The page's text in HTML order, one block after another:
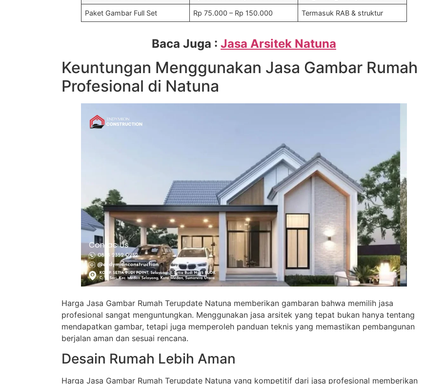
Paket Gambar Full Set Rp 75.000 – Rp 150.000 Termasuk RAB & struktur
Baca Juga : Jasa Arsitek Natuna
Keuntungan Menggunakan Jasa Gambar Rumah
Profesional di Natuna
Harga Jasa Gambar Rumah Terupdate Natuna memberikan gambaran bahwa memilih jasa
profesional sangat menguntungkan. Menggunakan jasa arsitek yang tepat bukan hanya tentang
mendapatkan gambar, tetapi juga memperoleh panduan teknis yang memastikan pembangunan
berjalan aman dan sesuai rencana.
Desain Rumah Lebih Aman
Harga Jasa Gambar Rumah Terupdate Natuna yang kompetitif dari jasa profesional memberikan